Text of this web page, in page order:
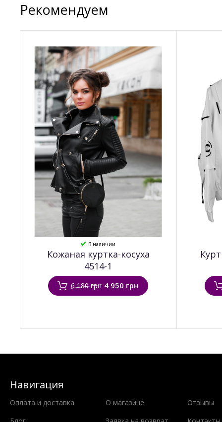
Рекомендуем
В наличии
Кожаная куртка-косуха
4514-1
6 180 грн 4 950 грн
Навигация
Оплата и доставка О магазине
Отзывы